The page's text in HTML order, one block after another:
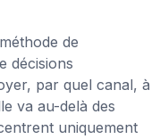
de
décisions
par quel canal, à
va au-delà des
uniquement